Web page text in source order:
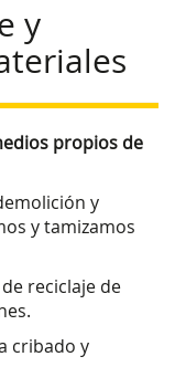
y
propios de
y
y tamizamos
reciclaje de
cribado y